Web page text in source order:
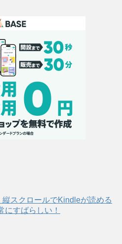
縦スクロールでKindleが読める
にすばらしい！